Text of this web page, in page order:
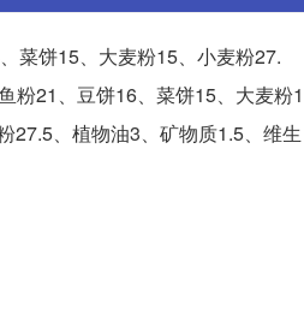
菜饼15、大麦粉15、小麦粉27.
粉21、豆饼16、菜饼15、大麦粉1
27.5、植物油3、矿物质1.5、维生